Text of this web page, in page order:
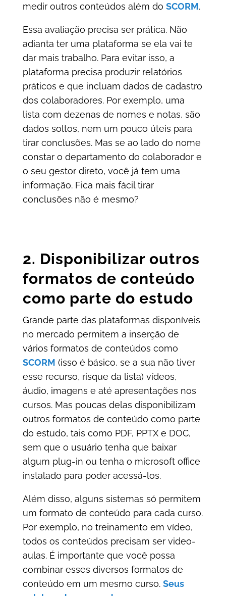
medir outros conteúdos além do SCORM.
Essa avaliação precisa ser prática. Não
adianta ter uma plataforma se ela vai te
dar mais trabalho. Para evitar isso, a
plataforma precisa produzir relatórios
práticos e que incluam dados de cadastro
dos colaboradores. Por exemplo, uma
lista com dezenas de nomes e notas, são
dados soltos, nem um pouco úteis para
tirar conclusões. Mas se ao lado do nome
constar o departamento do colaborador e
o seu gestor direto, você já tem uma
informação. Fica mais fácil tirar
conclusões não é mesmo?
2. Disponibilizar outros
formatos de conteúdo
como parte do estudo
Grande parte das plataformas disponíveis
no mercado permitem a inserção de
vários formatos de conteúdos como
SCORM (isso é básico, se a sua não tiver
esse recurso, risque da lista) vídeos,
áudio, imagens e até apresentações nos
cursos. Mas poucas delas disponibilizam
outros formatos de conteúdo como parte
do estudo, tais como PDF, PPTX e DOC,
sem que o usuário tenha que baixar
algum plug-in ou tenha o microsoft office
instalado para poder acessá-los.
Além disso, alguns sistemas só permitem
um formato de conteúdo para cada curso.
Por exemplo, no treinamento em vídeo,
todos os conteúdos precisam ser video-
aulas. É importante que você possa
combinar esses diversos formatos de
conteúdo em um mesmo curso. Seus